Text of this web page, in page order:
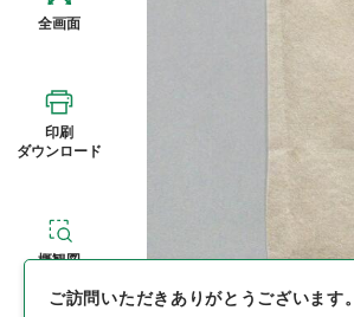
全画面
印刷
ダウンロード
概観図
ご訪問いただきありがとうございます。